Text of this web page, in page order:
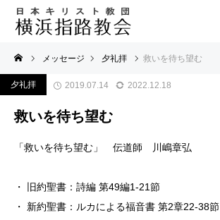
メッセージ 夕礼拝 救いを待ち望む
夕礼拝 2019.07.14 2022.12.18
救いを待ち望む
「救いを待ち望む」 伝道師 川嶋章弘
・ 旧約聖書：詩編 第49編1-21節
・ 新約聖書：ルカによる福音書 第2章22-38節